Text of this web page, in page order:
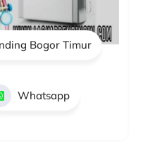
Bogor Timur
Whatsapp